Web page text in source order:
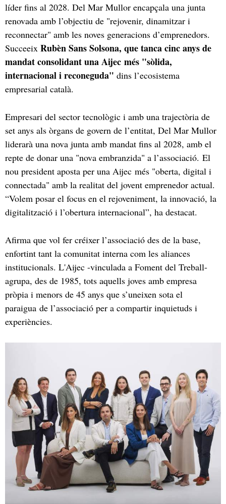
líder fins al 2028. Del Mar Mullor encapçala una junta
renovada amb l’objectiu de "rejovenir, dinamitzar i
reconnectar" amb les noves generacions d’emprenedors.
Succeeix Rubèn Sans Solsona, que tanca cinc anys de
mandat consolidant una Aijec més "sòlida,
internacional i reconeguda" dins l’ecosistema
empresarial català.
Empresari del sector tecnològic i amb una trajectòria de
set anys als òrgans de govern de l’entitat, Del Mar Mullor
liderarà una nova junta amb mandat fins al 2028, amb el
repte de donar una "nova embranzida" a l’associació. El
nou president aposta per una Aijec més "oberta, digital i
connectada" amb la realitat del jovent emprenedor actual.
“Volem posar el focus en el rejoveniment, la innovació, la
digitalització i l’obertura internacional”, ha destacat.
Afirma que vol fer créixer l’associació des de la base,
enfortint tant la comunitat interna com les aliances
institucionals. L'Aijec -vinculada a Foment del Treball-
agrupa, des de 1985, tots aquells joves amb empresa
pròpia i menors de 45 anys que s’uneixen sota el
paraigua de l’associació per a compartir inquietuds i
experiències.